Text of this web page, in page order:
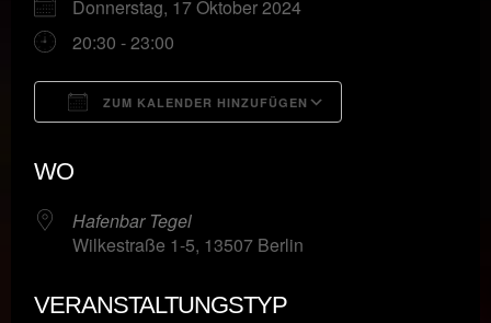
Donnerstag, 17 Oktober 2024
20:30 - 23:00
ZUM KALENDER HINZUFÜGEN
WO
Hafenbar Tegel
Wilkestraße 1-5, 13507 Berlin
VERANSTALTUNGSTYP